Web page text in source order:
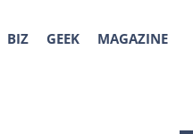
BIZ GEEK MAGAZINE